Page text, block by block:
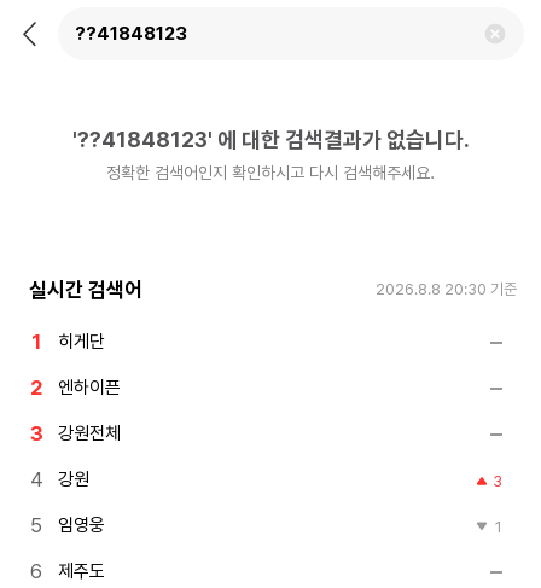
뒤
검
'??41848123' 에 대한 검색결과가 없습니다.
정확한 검색어인지 확인하시고 다시 검색해주세요.
실시간 검색어 2026.8.8 20:30 기준
히게단
엔하이픈
강원전체
강원 3
임영웅 1
제주도